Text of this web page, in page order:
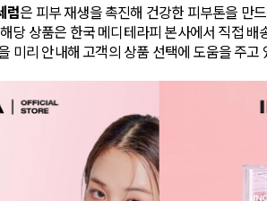
럼은 피부 재생을 촉진해 건강한 피부톤을 만
당 상품은 한국 메디테라피 본사에서 직접
미리 안내해 고객의 상품 선택에 도움을 주고